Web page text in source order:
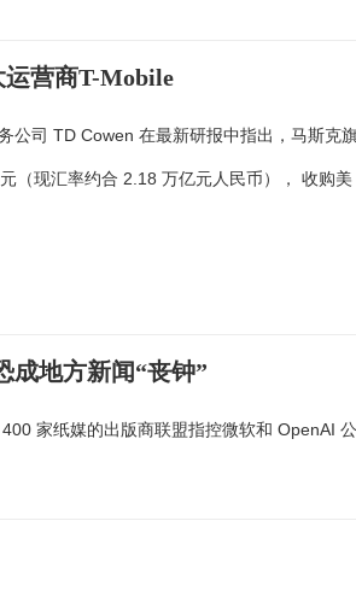
运营商T-Mobile
公司 TD Cowen 在最新研报中指出，马斯克
（现汇率约合 2.18 万亿元人民币）， 收购美
成地方新闻“丧钟”
家纸媒的出版商联盟指控微软和 OpenAI 公